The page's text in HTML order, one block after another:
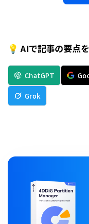
💡 AIで記事の要点
ChatGPT
Grok